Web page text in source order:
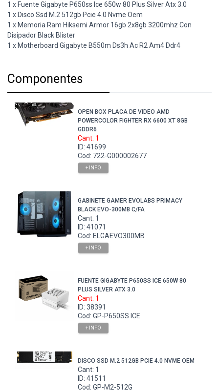
1 x Fuente Gigabyte P650ss Ice 650w 80 Plus Silver Atx 3.0
1 x Disco Ssd M.2 512gb Pcie 4.0 Nvme Oem
1 x Memoria Ram Hiksemi Armor 16gb 2x8gb 3200mhz Con
Disipador Black Blister
1 x Motherboard Gigabyte B550m Ds3h Ac R2 Am4 Ddr4
Componentes
OPEN BOX PLACA DE VIDEO AMD
POWERCOLOR FIGHTER RX 6600 XT 8GB
GDDR6
Cant: 1
ID: 41699
Cod: 722-G000002677
+ INFO
GABINETE GAMER EVOLABS PRIMACY
BLACK EVO-300MB C/FA
Cant: 1
ID: 41071
Cod: ELGAEVO300MB
+ INFO
FUENTE GIGABYTE P650SS ICE 650W 80
PLUS SILVER ATX 3.0
Cant: 1
ID: 38391
Cod: GP-P650SS ICE
+ INFO
DISCO SSD M.2 512GB PCIE 4.0 NVME OEM
Cant: 1
ID: 41511
Cod: GP-M2-512G